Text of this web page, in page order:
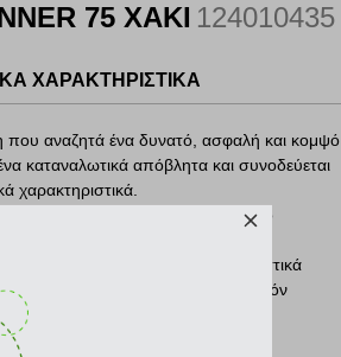
75 ΧΑΚΙ 124010435
ΧΑΡΑΚΤΗΡΙΣΤΙΚΑ
που αναζητά ένα δυνατό, ασφαλή και κομψό
καταναλωτικά απόβλητα και συνοδεύεται
χαρακτηριστικά.
και την μεγάλη άνεση στο
από ανακυκλωμένα πλαστικά
μεγάλου μεγέθους είναι προϊόν